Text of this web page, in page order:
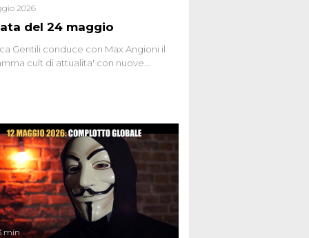
del 24 maggio
2026
Gentili conduce con Max Angioni il
cult di attualita' con nuove
min